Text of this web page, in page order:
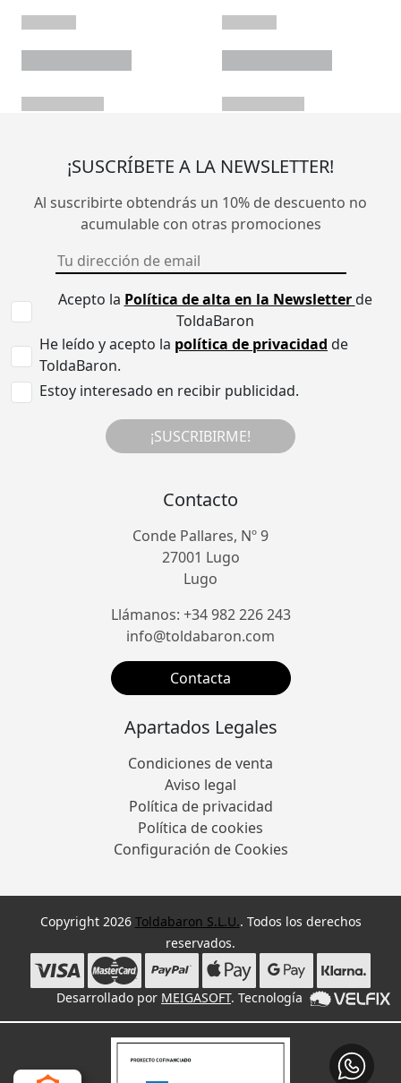
¡SUSCRÍBETE A LA NEWSLETTER!
Al suscribirte obtendrás un 10% de descuento no
acumulable con otras promociones
Acepto la Política de alta en la Newsletterde
ToldaBaron
He leído y acepto la política de privacidad de
ToldaBaron.
Estoy interesado en recibir publicidad.
¡SUSCRIBIRME!
Contacto
Conde Pallares, Nº 9
27001 Lugo
Lugo
Llámanos: +34 982 226 243
info@toldabaron.com
Contacta
Apartados Legales
Condiciones de venta
Aviso legal
Política de privacidad
Política de cookies
Configuración de Cookies
Copyright 2026 Toldabaron S.L.U.. Todos los derechos
reservados.
Desarrollado por MEIGASOFT. Tecnología